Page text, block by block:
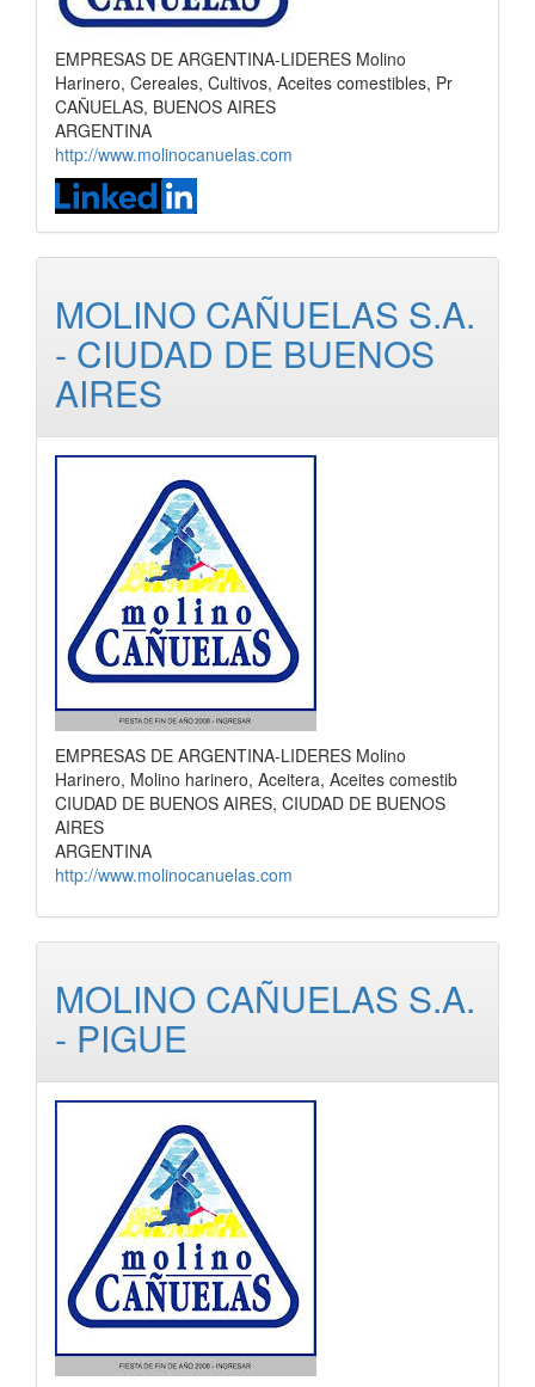
EMPRESAS DE ARGENTINA-LIDERES Molino
Harinero, Cereales, Cultivos, Aceites comestibles, Pr
CAÑUELAS, BUENOS AIRES
ARGENTINA
http://www.molinocanuelas.com
MOLINO CAÑUELAS S.A.
- CIUDAD DE BUENOS
AIRES
EMPRESAS DE ARGENTINA-LIDERES Molino
Harinero, Molino harinero, Aceitera, Aceites comestib
CIUDAD DE BUENOS AIRES, CIUDAD DE BUENOS
AIRES
ARGENTINA
http://www.molinocanuelas.com
MOLINO CAÑUELAS S.A.
- PIGUE